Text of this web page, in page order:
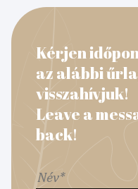
Kérjen
az alábbi
visszahívjuk!
Leave a
back!